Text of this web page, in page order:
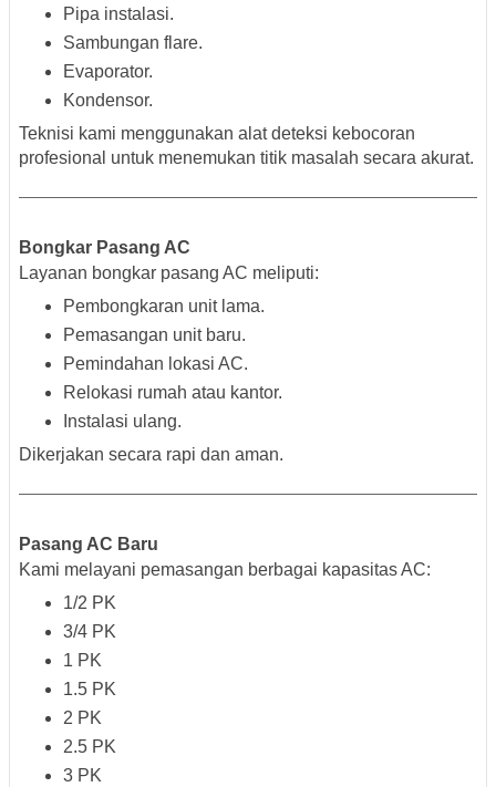
Pipa instalasi.
Sambungan flare.
Evaporator.
Kondensor.
Teknisi kami menggunakan alat deteksi kebocoran
profesional untuk menemukan titik masalah secara akurat.
Bongkar Pasang AC
Layanan bongkar pasang AC meliputi:
Pembongkaran unit lama.
Pemasangan unit baru.
Pemindahan lokasi AC.
Relokasi rumah atau kantor.
Instalasi ulang.
Dikerjakan secara rapi dan aman.
Pasang AC Baru
Kami melayani pemasangan berbagai kapasitas AC:
1/2 PK
3/4 PK
1 PK
1.5 PK
2 PK
2.5 PK
3 PK